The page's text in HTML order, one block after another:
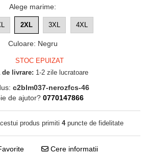
Alege marime:
2XL 3XL 4XL
Culoare: Negru
STOC EPUIZAT
de livrare: 1-2 zile lucratoare
c2blm037-nerozfcs-46
de ajutor? 0770147866
produs primiti 4puncte de fidelitate
Cere informatii